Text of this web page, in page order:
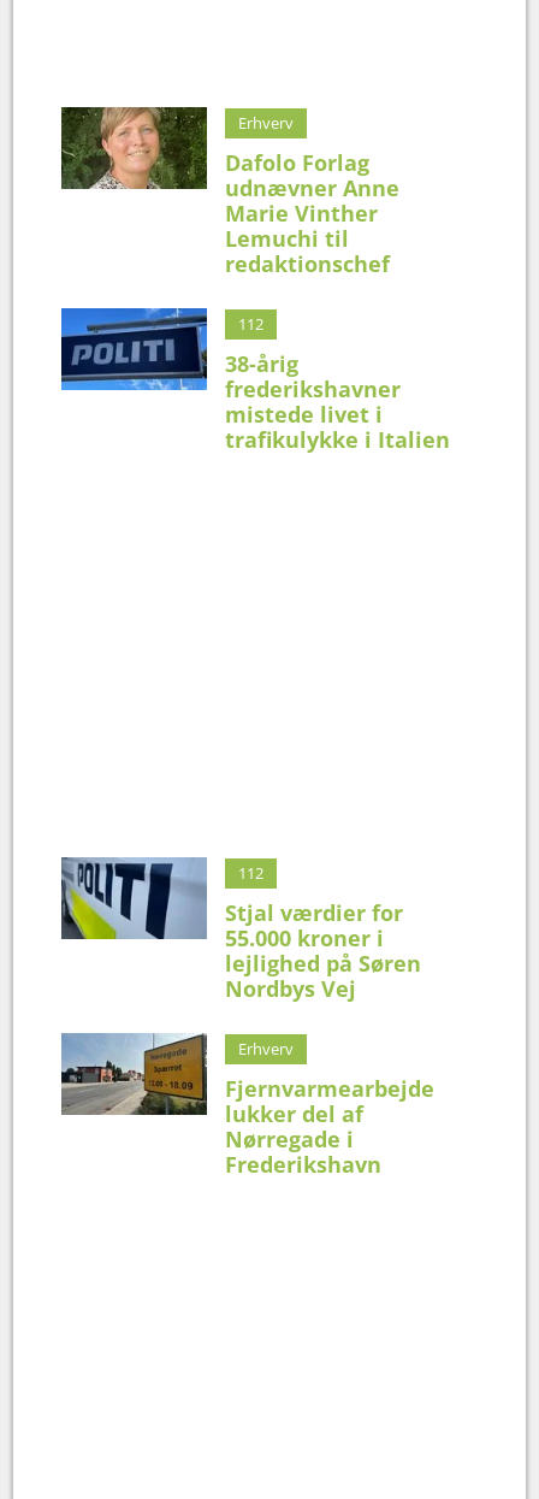
Erhverv
Dafolo Forlag
udnævner Anne
Marie Vinther
Lemuchi til
redaktionschef
112
38-årig
frederikshavner
mistede livet i
trafikulykke i Italien
112
Stjal værdier for
55.000 kroner i
lejlighed på Søren
Nordbys Vej
Erhverv
Fjernvarmearbejde
lukker del af
Nørregade i
Frederikshavn